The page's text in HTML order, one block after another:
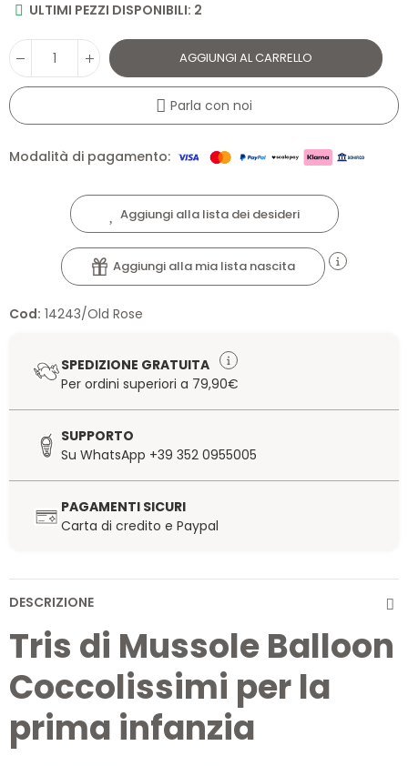
ULTIMI PEZZI DISPONIBILI: 2
AGGIUNGI AL CARRELLO
Parla con noi
Modalità di pagamento:
Aggiungi alla lista dei desideri
Aggiungi alla mia lista nascita
Cod: 14243/Old Rose
SPEDIZIONE GRATUITA
Per ordini superiori a 79,90€
SUPPORTO
Su WhatsApp +39 352 0955005
PAGAMENTI SICURI
Carta di credito e Paypal
DESCRIZIONE
Tris di Mussole Balloon
Coccolissimi per la
prima infanzia